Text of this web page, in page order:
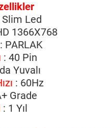
Slim Led
1366X768
: PARLAK
: 40 Pin
Yuvalı
: 60Hz
Grade
: 1 Yıl